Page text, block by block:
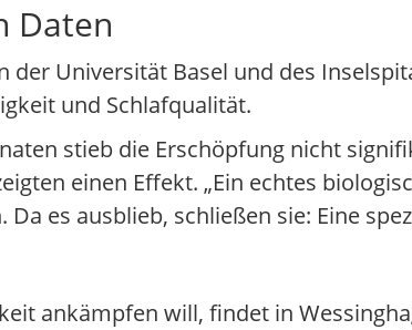
Daten
Universität Basel und des
und Schlafqualität.
stieb die Erschöpfung nicht
einen Effekt. „Ein echtes
Da es ausblieb, schließen sie: Eine
ankämpfen will, findet in